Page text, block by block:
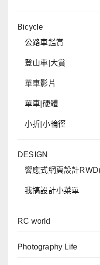
Bicycle
公路車鑑賞
登山車|大賞
單車影片
單車|硬體
小折|小輪徑
DESIGN
響應式網頁設計
我搞設計小菜單
RC world
Photography Life